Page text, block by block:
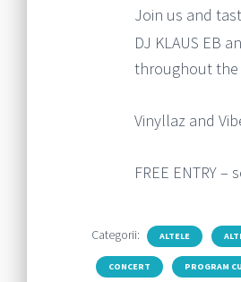
Join us and
DJ KLAUS EB
throughout
Vinyllaz and
FREE ENTRY
Categorii: ALTELE
CONCERT PROGRAM